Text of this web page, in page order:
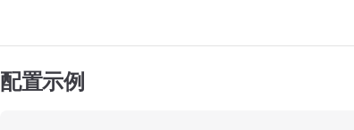
配置示例